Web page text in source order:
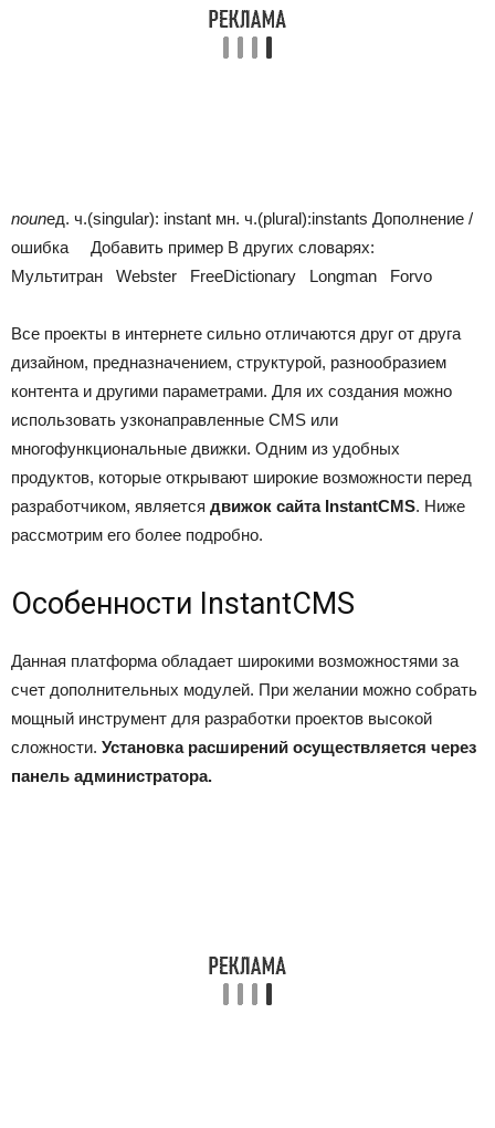
nounед. ч.(singular): instant мн. ч.(plural):instants Дополнение /
ошибка Добавить пример В других словарях:
Мультитран Webster FreeDictionary Longman Forvo
Все проекты в интернете сильно отличаются друг от друга
дизайном, предназначением, структурой, разнообразием
контента и другими параметрами. Для их создания можно
использовать узконаправленные CMS или
многофункциональные движки. Одним из удобных
продуктов, которые открывают широкие возможности перед
разработчиком, является движок сайта InstantCMS. Ниже
рассмотрим его более подробно.
Особенности InstantCMS
Данная платформа обладает широкими возможностями за
счет дополнительных модулей. При желании можно собрать
мощный инструмент для разработки проектов высокой
сложности. Установка расширений осуществляется через
панель администратора.